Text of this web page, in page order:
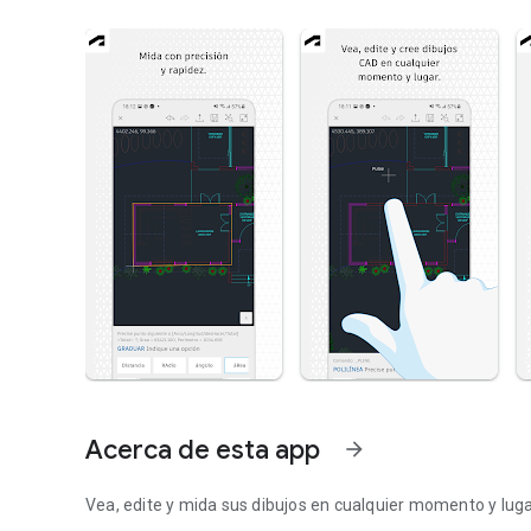
Acerca de esta app arrow_forward
Vea, edite y mida sus dibujos en cualquier momento y